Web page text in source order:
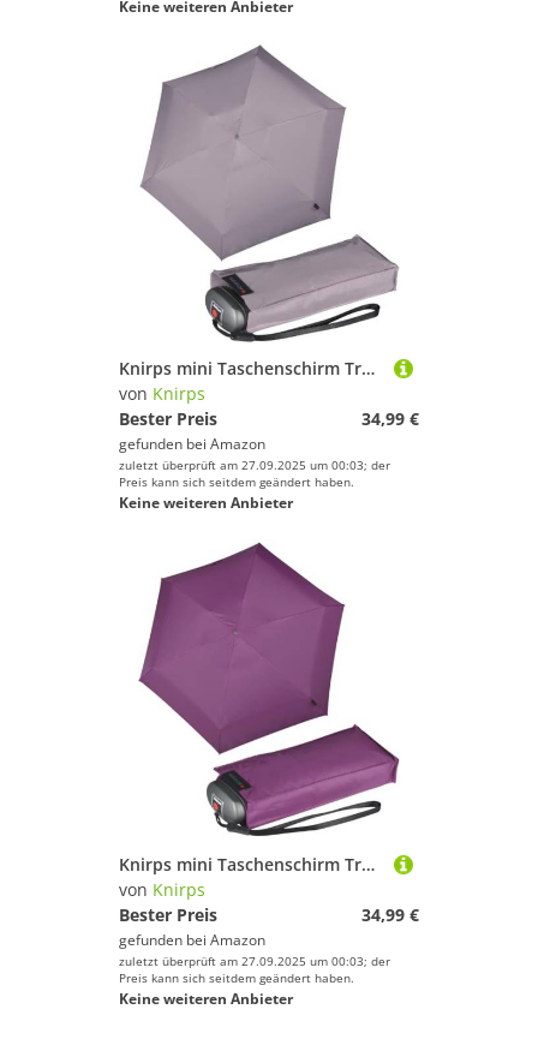
Keine weiteren Anbieter
Knirps mini Taschenschirm Travel Mauve
von Knirps
Bester Preis
34,99 €
gefunden bei Amazon
zuletzt überprüft am 27.09.2025 um 00:03; der
Preis kann sich seitdem geändert haben.
Keine weiteren Anbieter
Knirps mini Taschenschirm Travel Berry
von Knirps
Bester Preis
34,99 €
gefunden bei Amazon
zuletzt überprüft am 27.09.2025 um 00:03; der
Preis kann sich seitdem geändert haben.
Keine weiteren Anbieter